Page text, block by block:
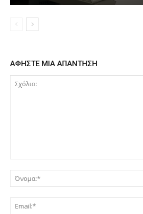
ΑΦΗΣΤΕ ΜΙΑ ΑΠΑΝΤΗΣΗ